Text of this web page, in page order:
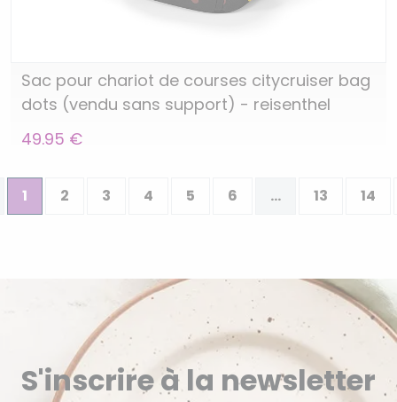
Sac pour chariot de courses citycruiser bag
dots (vendu sans support) - reisenthel
49.95 €
1 2 3 4 5 6 ... 13 14
S'inscrire à la newsletter